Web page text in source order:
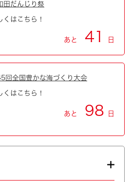
田だんじり祭
くはこちら！
あと 41 日
回全国豊かな海づくり大会
くはこちら！
あと 98 日